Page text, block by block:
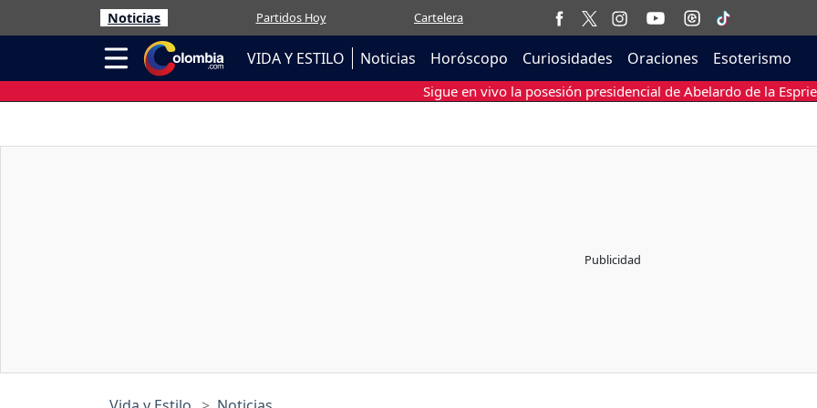
Noticias Partidos Hoy Cartelera
VIDA Y ESTILO Noticias Horóscopo Curiosidades Oraciones Esoterismo
Sigue en vivo la posesión presidencial de Abelardo de la